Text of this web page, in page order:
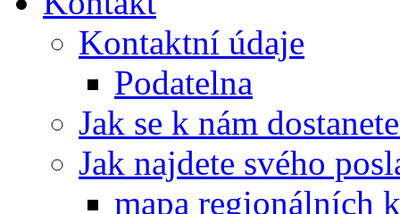
Kontaktní údaje
Podatelna
Jak se k nám
Jak najdete svého
mapa regionálních